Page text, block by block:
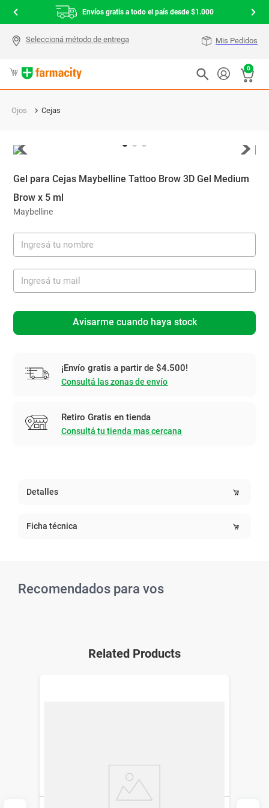
Envíos gratis a todo el país desde $1.000
Mis Pedidos
0
Ojos Cejas
Gel para Cejas Maybelline Tattoo Brow 3D Gel Medium
Brow x 5 ml
Maybelline
Avisarme cuando haya stock
¡Envío gratis a partir de $4.500!
Consultá las zonas de envío
Retiro Gratis en tienda
Consultá tu tienda mas cercana
Detalles
Ficha técnica
Recomendados para vos
Related Products